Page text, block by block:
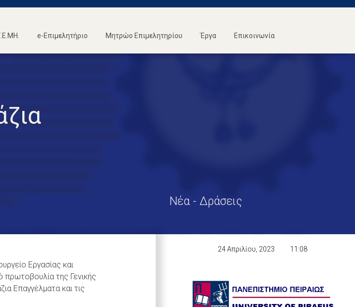
e-Επιμελητήριο Μητρώο Επιμελητηρίου Έργα Επικοινωνία
Νέα - Δράσεις
Εργασίας και
πρωτοβουλία της Γενικής
Επαγγέλματα και τις
24 Απριλίου, 2023 11:08